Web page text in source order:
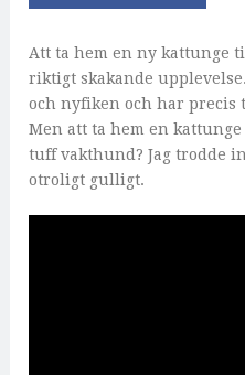
Att ta hem en ny kattunge
riktigt skakande
och nyfiken och har precis
Men att ta hem en
tuff vakthund? Jag trodde
otroligt gulligt.